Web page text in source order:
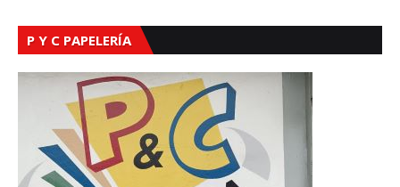
P Y C PAPELERÍA